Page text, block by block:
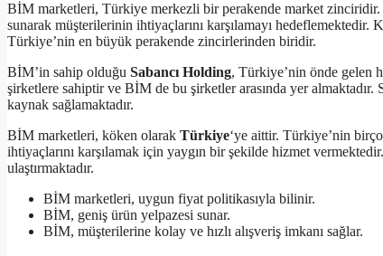
BİM marketleri, Türkiye merkezli bir perakende market
sunarak müşterilerinin ihtiyaçlarını karşılamayı
Türkiye’nin en büyük perakende zincirlerinden biridir.
BİM’in sahip olduğu Sabancı Holding, Türkiye’nin önde gelen
şirketlere sahiptir ve BİM de bu şirketler arasında yer
kaynak sağlamaktadır.
BİM marketleri, köken olarak Türkiye‘ye aittir. Türkiye’nin
ihtiyaçlarını karşılamak için yaygın bir şekilde hizmet
ulaştırmaktadır.
BİM marketleri, uygun fiyat politikasıyla bilinir.
BİM, geniş ürün yelpazesi sunar.
BİM, müşterilerine kolay ve hızlı alışveriş imkanı sağlar.